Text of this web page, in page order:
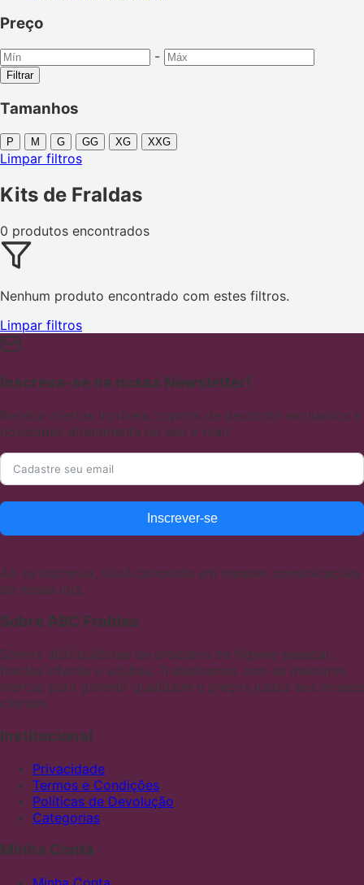
Preço
-
Filtrar
Tamanhos
P M G GG XG XXG
Limpar filtros
Kits de Fraldas
0 produtos encontrados
Nenhum produto encontrado com estes filtros.
Limpar filtros
Inscreva-se na nossa Newsletter!
Receba ofertas incríveis, cupons de desconto exclusivos e
novidades diretamente no seu e-mail.
Inscrever-se
Ao se inscrever, você concorda em receber comunicações
de nossa loja.
Sobre ABC Fraldas
Somos distribuidores de produtos de higiene pessoal,
fraldas infantis e adultas. Trabalhamos com as melhores
marcas para garantir qualidade e preços justos aos nossos
clientes
Institucional
Privacidade
Termos e Condições
Políticas de Devolução
Categorias
Minha Conta